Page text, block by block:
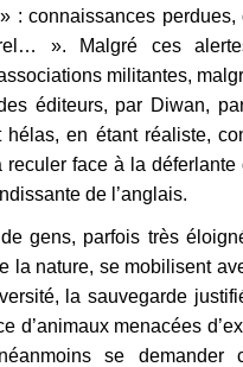
: connaissances perdues,
». Malgré ces
militantes,
éditeurs, par Diwan,
en étant réaliste,
reculer face à la déferlante
de l’anglais.
gens, parfois très
la nature, se mobilisent
la sauvegarde
d’animaux menacées
se demander